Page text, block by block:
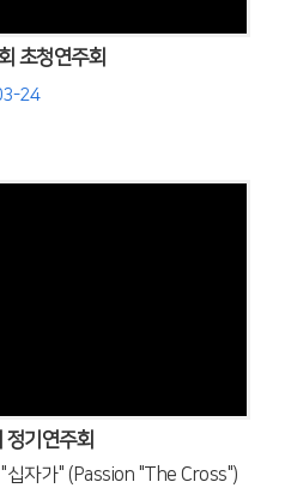
초청연주회
24
기연주회
십자가" (Passion "The Cross")